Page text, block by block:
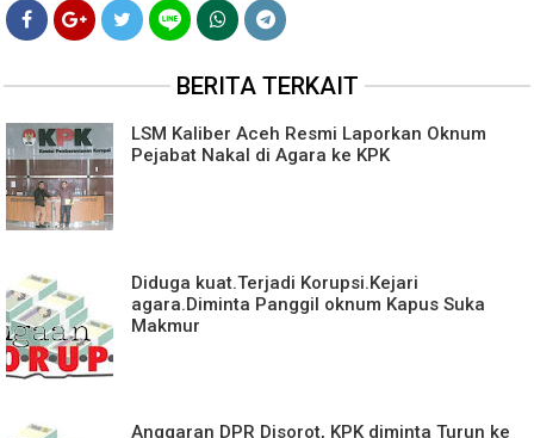
BERITA TERKAIT
LSM Kaliber Aceh Resmi Laporkan Oknum
Pejabat Nakal di Agara ke KPK
Diduga kuat.Terjadi Korupsi.Kejari
agara.Diminta Panggil oknum Kapus Suka
Makmur
Anggaran DPR Disorot, KPK diminta Turun ke